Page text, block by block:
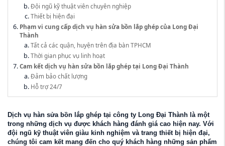
Đội ngũ kỹ thuật viên chuyên nghiệp
Thiết bị hiện đại
Phạm vi cung cấp dịch vụ hàn sửa bồn lắp ghép của Long Đại
Thành
Tất cả các quận, huyện trên địa bàn TPHCM
Thời gian phục vụ linh hoạt
Cam kết dịch vụ hàn sửa bồn lắp ghép tại Long Đại Thành
Đảm bảo chất lượng
Hỗ trợ 24/7
Dịch vụ hàn sửa bồn lắp ghép tại công ty Long Đại Thành là một
trong những dịch vụ được khách hàng đánh giá cao hiện nay. Với
đội ngũ kỹ thuật viên giàu kinh nghiệm và trang thiết bị hiện đại,
chúng tôi cam kết mang đến cho quý khách hàng những sản phẩm